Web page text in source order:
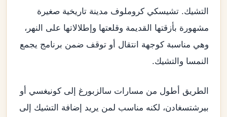
التشيك. تشيسكي كروملوف مدينة تاريخية صغيرة
مشهورة بأزقتها القديمة وقلعتها وإطلالاتها على النهر،
وهي مناسبة كوجهة انتقال أو توقف ضمن برنامج يجمع
النمسا والتشيك.
الطريق أطول من مسارات سالزبورغ إلى كونيغسي أو
بيرشتسغادن، لكنه مناسب لمن يريد إضافة التشيك إلى